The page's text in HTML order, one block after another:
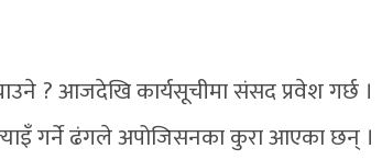
? आजदेखि कार्यसूचीमा संसद प्रवेश गर्छ ।
गर्ने ढंगले अपोजिसनका कुरा आएका छन् ।